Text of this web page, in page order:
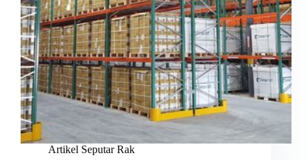
Artikel Seputar Rak